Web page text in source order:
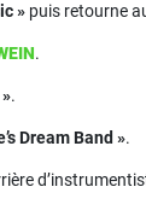
» puis retourne
.
.
Dream Band ».